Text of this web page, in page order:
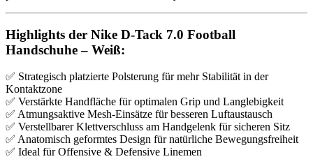
Highlights der Nike D-Tack 7.0 Football
Handschuhe – Weiß:
✅ Strategisch platzierte Polsterung für mehr Stabilität in der
Kontaktzone
✅ Verstärkte Handfläche für optimalen Grip und Langlebigkeit
✅ Atmungsaktive Mesh-Einsätze für besseren Luftaustausch
✅ Verstellbarer Klettverschluss am Handgelenk für sicheren Sitz
✅ Anatomisch geformtes Design für natürliche Bewegungsfreiheit
✅ Ideal für Offensive & Defensive Linemen